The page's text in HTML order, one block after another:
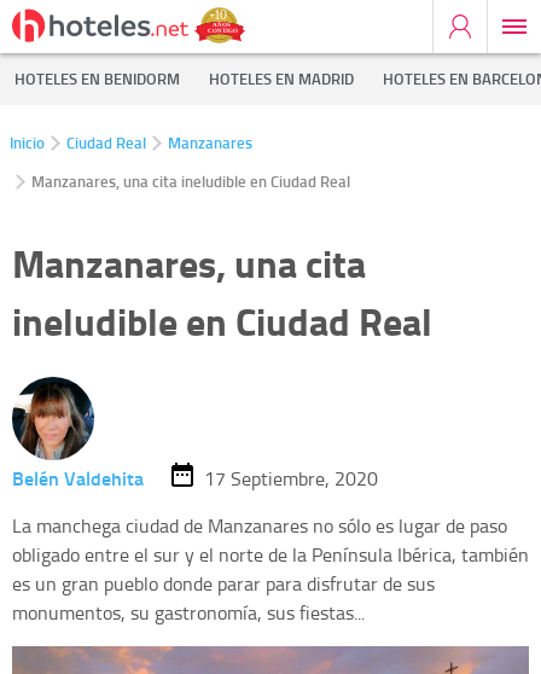
HOTELES EN BENIDORM HOTELES EN MADRID HOTELES EN
Inicio Ciudad Real
Manzanares
Manzanares, una cita ineludible en Ciudad Real
Manzanares, una cita
ineludible en Ciudad Real
Belén Valdehita
17 Septiembre, 2020
La manchega ciudad de Manzanares no sólo es lugar de paso
obligado entre el sur y el norte de la Península Ibérica, también
es un gran pueblo donde parar para disfrutar de sus
monumentos, su gastronomía, sus fiestas...